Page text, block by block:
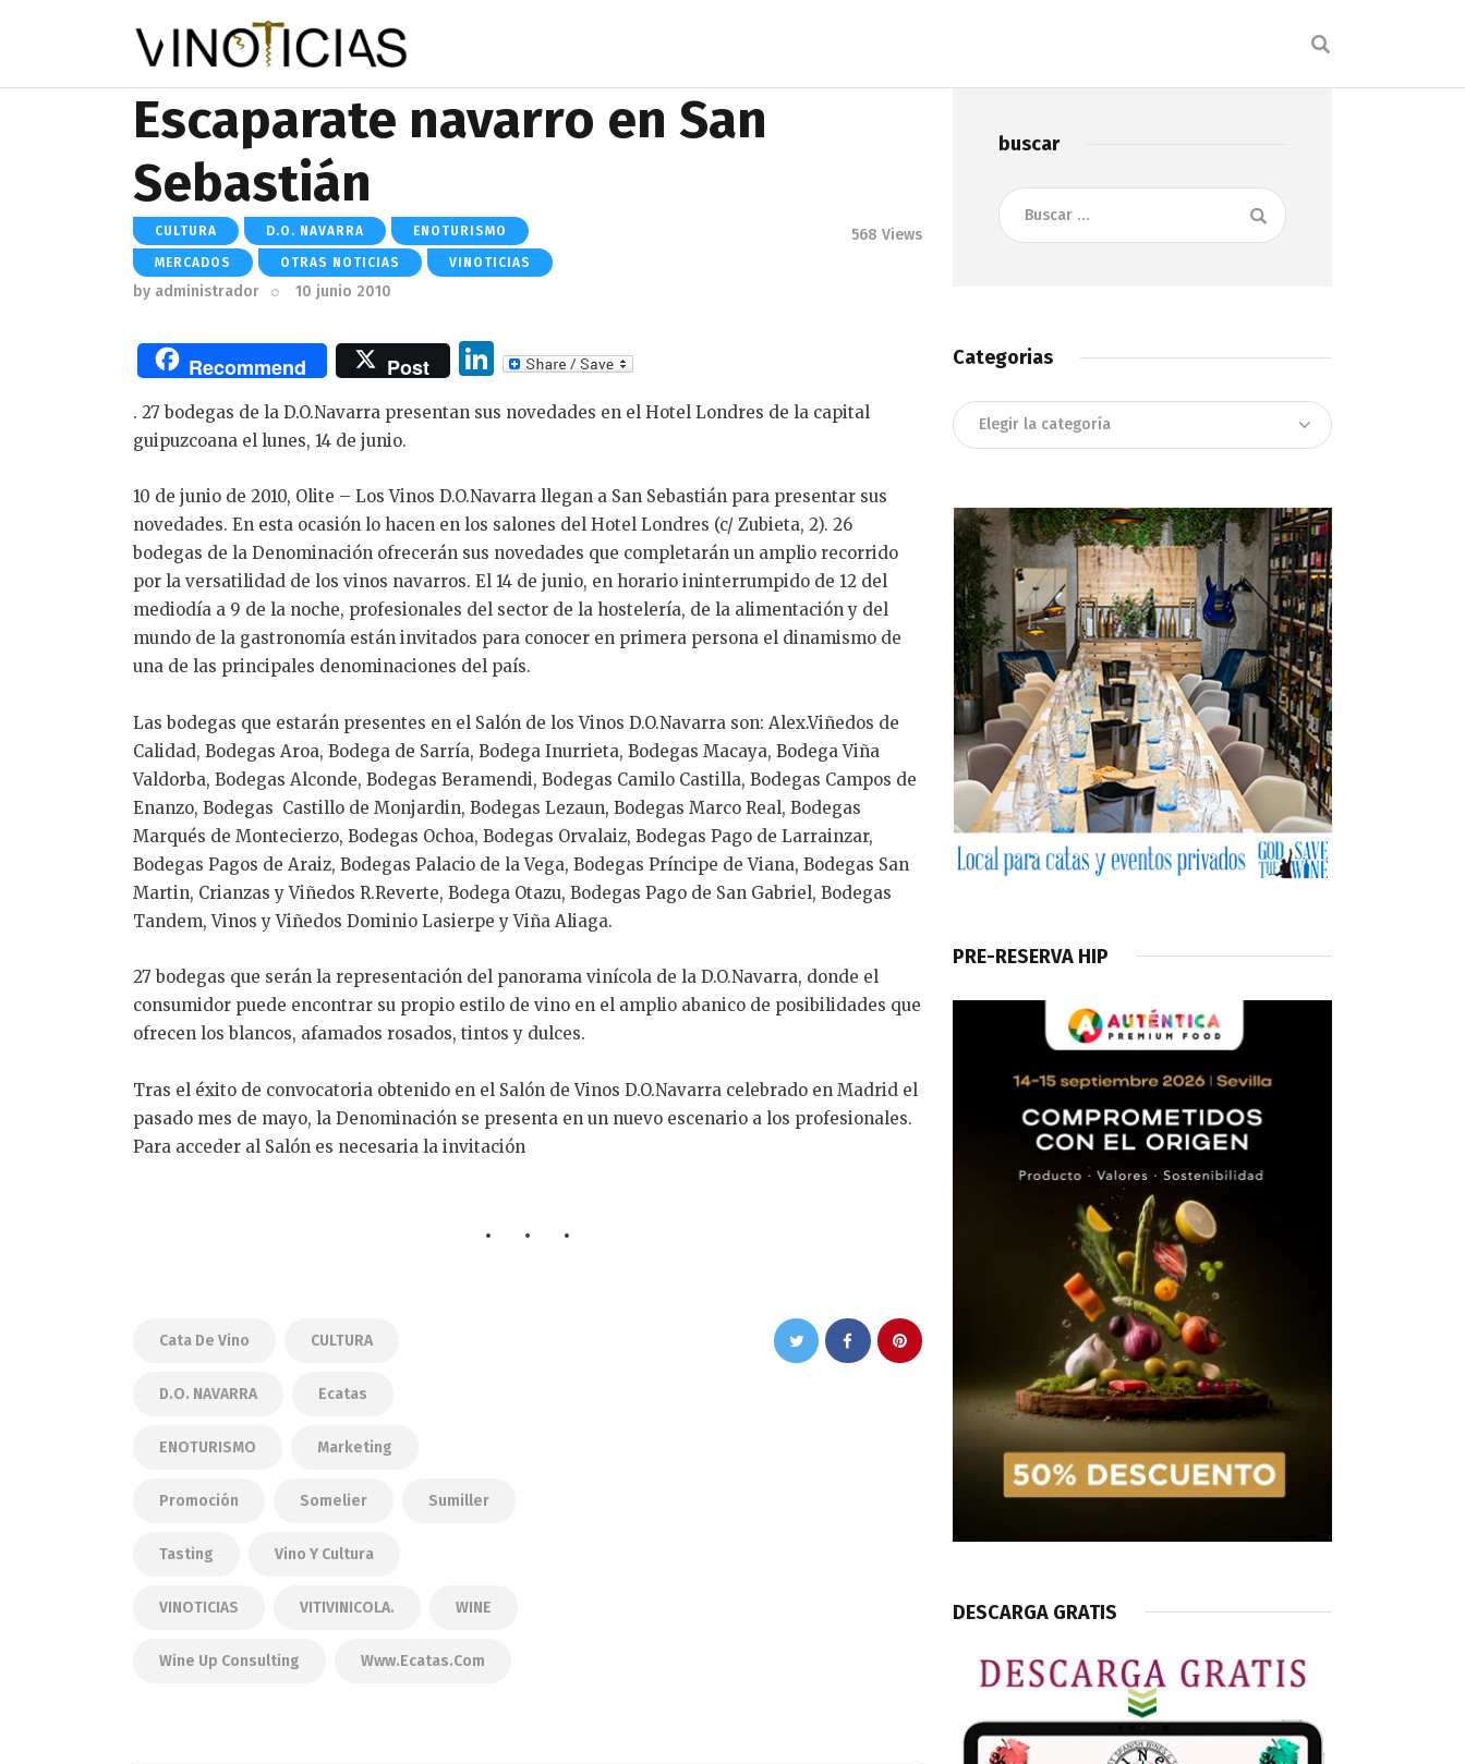
Escaparate navarro en San
Sebastián
CULTURA D.O. NAVARRA ENOTURISMO
MERCADOS OTRAS NOTICIAS VINOTICIAS
by administrador 10 junio 2010
568 Views
Recommend Post
Li
k
dI
n
. 27 bodegas de la D.O.Navarra presentan sus novedades en el Hotel Londres de la capital
guipuzcoana el lunes, 14 de junio.
10 de junio de 2010, Olite – Los Vinos D.O.Navarra llegan a San Sebastián para presentar sus
novedades. En esta ocasión lo hacen en los salones del Hotel Londres (c/ Zubieta, 2). 26
bodegas de la Denominación ofrecerán sus novedades que completarán un amplio recorrido
por la versatilidad de los vinos navarros. El 14 de junio, en horario ininterrumpido de 12 del
mediodía a 9 de la noche, profesionales del sector de la hostelería, de la alimentación y del
mundo de la gastronomía están invitados para conocer en primera persona el dinamismo de
una de las principales denominaciones del país.
Las bodegas que estarán presentes en el Salón de los Vinos D.O.Navarra son: Alex.Viñedos de
Calidad, Bodegas Aroa, Bodega de Sarría, Bodega Inurrieta, Bodegas Macaya, Bodega Viña
Valdorba, Bodegas Alconde, Bodegas Beramendi, Bodegas Camilo Castilla, Bodegas Campos de
Enanzo, Bodegas Castillo de Monjardin, Bodegas Lezaun, Bodegas Marco Real, Bodegas
Marqués de Montecierzo, Bodegas Ochoa, Bodegas Orvalaiz, Bodegas Pago de Larrainzar,
Bodegas Pagos de Araiz, Bodegas Palacio de la Vega, Bodegas Príncipe de Viana, Bodegas San
Martin, Crianzas y Viñedos R.Reverte, Bodega Otazu, Bodegas Pago de San Gabriel, Bodegas
Tandem, Vinos y Viñedos Dominio Lasierpe y Viña Aliaga.
27 bodegas que serán la representación del panorama vinícola de la D.O.Navarra, donde el
consumidor puede encontrar su propio estilo de vino en el amplio abanico de posibilidades que
ofrecen los blancos, afamados rosados, tintos y dulces.
Tras el éxito de convocatoria obtenido en el Salón de Vinos D.O.Navarra celebrado en Madrid el
pasado mes de mayo, la Denominación se presenta en un nuevo escenario a los profesionales.
Para acceder al Salón es necesaria la invitación
Cata De Vino CULTURA
D.O. NAVARRA Ecatas
ENOTURISMO Marketing
Promoción Somelier Sumiller
Tasting Vino Y Cultura
VINOTICIAS VITIVINICOLA. WINE
Wine Up Consulting Www.ecatas.com
buscar
Buscar:
Categorias
Categorias
PRE-RESERVA HIP
DESCARGA GRATIS